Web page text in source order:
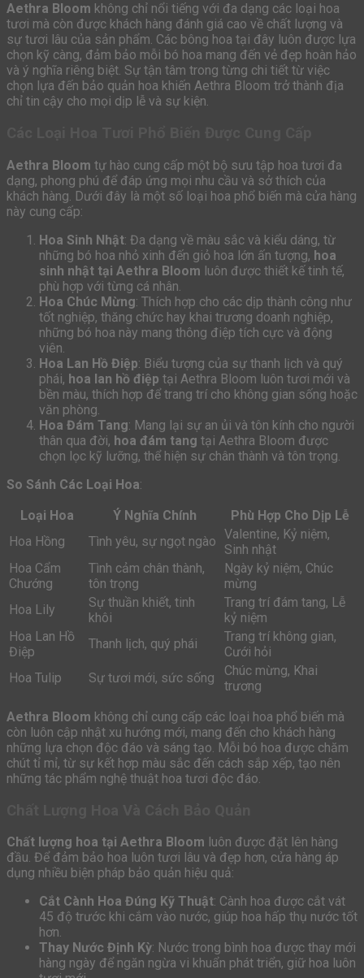
Aethra Bloom không chỉ nổi tiếng với đa dạng các loại hoa
tươi mà còn được khách hàng đánh giá cao về chất lượng và
sự tươi lâu của sản phẩm. Các bông hoa tại đây luôn được lựa
chọn kỹ càng, đảm bảo mỗi bó hoa mang đến vẻ đẹp hoàn hảo
và ý nghĩa riêng biệt. Sự tận tâm trong từng chi tiết từ việc
chọn lựa đến bảo quản hoa khiến Aethra Bloom trở thành địa
chỉ tin cậy cho mọi dịp lễ và sự kiện.
Aethra Bloom tự hào cung cấp một bộ sưu tập hoa tươi đa
dạng, phong phú để đáp ứng mọi nhu cầu và sở thích của
khách hàng. Dưới đây là một số loại hoa phổ biến mà cửa hàng
này cung cấp:
Hoa Sinh Nhật: Đa dạng về màu sắc và kiểu dáng, từ
những bó hoa nhỏ xinh đến giỏ hoa lớn ấn tượng, hoa
sinh nhật tại Aethra Bloom luôn được thiết kế tinh tế,
phù hợp với từng cá nhân.
Hoa Chúc Mừng: Thích hợp cho các dịp thành công như
tốt nghiệp, thăng chức hay khai trương doanh nghiệp,
những bó hoa này mang thông điệp tích cực và động
viên.
Hoa Lan Hồ Điệp: Biểu tượng của sự thanh lịch và quý
phái, hoa lan hồ điệp tại Aethra Bloom luôn tươi mới và
bền màu, thích hợp để trang trí cho không gian sống hoặc
văn phòng.
Hoa Đám Tang: Mang lại sự an ủi và tôn kính cho người
thân qua đời, hoa đám tang tại Aethra Bloom được
chọn lọc kỹ lưỡng, thể hiện sự chân thành và tôn trọng.
So Sánh Các Loại Hoa:
Loại Hoa
Ý Nghĩa Chính
Phù Hợp Cho Dịp Lễ
Hoa Hồng
Tình yêu, sự ngọt ngào Valentine, Kỷ niệm,
Sinh nhật
Hoa Cẩm
Chướng
Tình cảm chân thành,
tôn trọng
Ngày kỷ niệm, Chúc
mừng
Hoa Lily
Sự thuần khiết, tinh
khôi
Trang trí đám tang, Lễ
kỷ niệm
Hoa Lan Hồ
Điệp
Thanh lịch, quý phái
Trang trí không gian,
Cưới hỏi
Hoa Tulip
Sự tươi mới, sức sống
Chúc mừng, Khai
trương
Aethra Bloom không chỉ cung cấp các loại hoa phổ biến mà
còn luôn cập nhật xu hướng mới, mang đến cho khách hàng
những lựa chọn độc đáo và sáng tạo. Mỗi bó hoa được chăm
chút tỉ mỉ, từ sự kết hợp màu sắc đến cách sắp xếp, tạo nên
những tác phẩm nghệ thuật hoa tươi độc đáo.
Chất lượng hoa tại Aethra Bloom luôn được đặt lên hàng
đầu. Để đảm bảo hoa luôn tươi lâu và đẹp hơn, cửa hàng áp
dụng nhiều biện pháp bảo quản hiệu quả:
Cắt Cành Hoa Đúng Kỹ Thuật: Cành hoa được cắt vát
45 độ trước khi cắm vào nước, giúp hoa hấp thụ nước tốt
hơn.
Thay Nước Định Kỳ: Nước trong bình hoa được thay mới
hàng ngày để ngăn ngừa vi khuẩn phát triển, giữ hoa luôn